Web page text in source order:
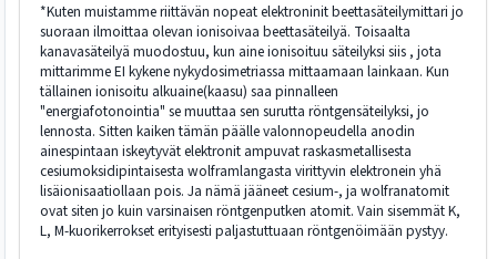
*Kuten muistamme riittävän nopeat elektroninit beettasäteilymittari jo
suoraan ilmoittaa olevan ionisoivaa beettasäteilyä. Toisaalta
kanavasäteilyä muodostuu, kun aine ionisoituu säteilyksi siis , jota
mittarimme EI kykene nykydosimetriassa mittaamaan lainkaan. Kun
tällainen ionisoitu alkuaine(kaasu) saa pinnalleen
"energiafotonointia" se muuttaa sen surutta röntgensäteilyksi, jo
lennosta. Sitten kaiken tämän päälle valonnopeudella anodin
ainespintaan iskeytyvät elektronit ampuvat raskasmetallisesta
cesiumoksidipintaisesta wolframlangasta virittyvin elektronein yhä
lisäionisaatiollaan pois. Ja nämä jääneet cesium-, ja wolfranatomit
ovat siten jo kuin varsinaisen röntgenputken atomit. Vain sisemmät K,
L, M-kuorikerrokset erityisesti paljastuttuaan röntgenöimään pystyy.